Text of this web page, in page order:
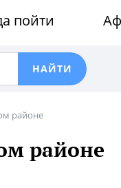
пойти
районе
районе